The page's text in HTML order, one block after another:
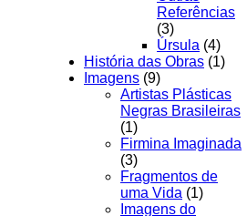
Referências
(3)
Úrsula (4)
História das Obras (1)
Imagens (9)
Artistas Plásticas
Negras Brasileiras
(1)
Firmina Imaginada
(3)
Fragmentos de
uma Vida (1)
Imagens do